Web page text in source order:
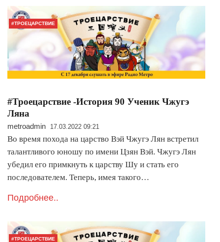
#ТРОЕЦАРСТВИЕ
#Троецарствие -История 90 Ученик Чжугэ
Ляна
metroadmin 17.03.2022 09:21
Во время похода на царство Вэй Чжугэ Лян встретил
талантливого юношу по имени Цзян Вэй. Чжугэ Лян
убедил его примкнуть к царству Шу и стать его
последователем. Теперь, имея такого…
Подробнее..
#ТРОЕЦАРСТВИЕ